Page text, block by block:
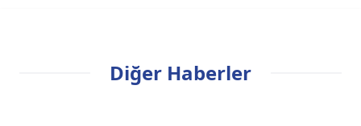
Diğer Haberler